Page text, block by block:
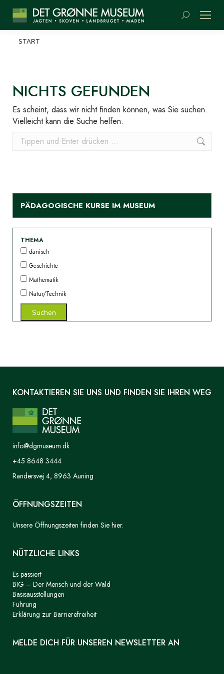
Suchen:
START
NICHTS GEFUNDEN
Es scheint, dass wir nicht finden können, was Sie suchen.
Vielleicht kann die Suche helfen.
Suchen:
PÄDAGOGISCHE KURSE IM MUSEUM
THEMA
dänisch
Geschichte
Mathematik
Natur/Technik
KONTAKTIEREN SIE UNS UND FINDEN SIE IHREN WEG
info@dgmuseum.dk
+45 8648 3444
Randersvej 4, 8963 Auning
ÖFFNUNGSZEITEN
Unsere Öffnungszeiten finden Sie hier.
NÜTZLICHE LINKS
Es passiert
BIG – Der Mensch und der Wald
Basisausstellungen
Führung
Erklärung zur Barrierefreiheit
MELDE DICH FÜR UNSEREN NEWSLETTER AN